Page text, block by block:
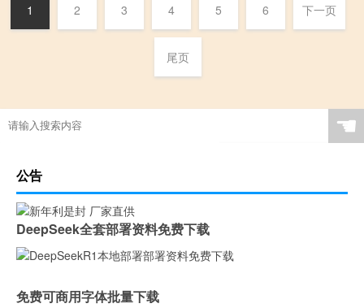
1 2 3 4 5 6 下一页
尾页
☚
公告
DeepSeek全套部署资料免费下载
免费可商用字体批量下载